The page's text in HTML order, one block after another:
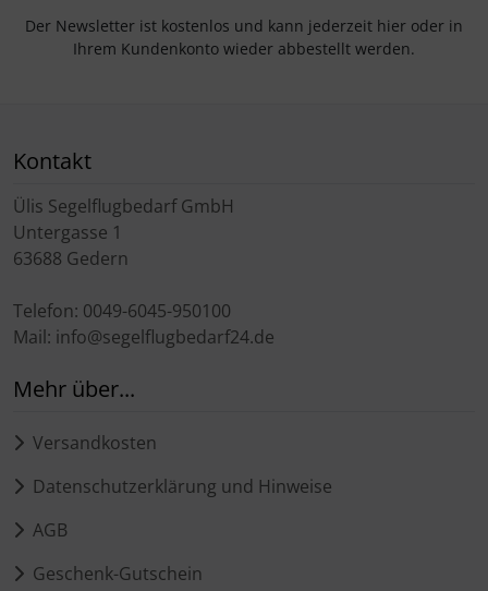
Der Newsletter ist kostenlos und kann jederzeit hier oder in
Ihrem Kundenkonto wieder abbestellt werden.
Kontakt
Ülis Segelflugbedarf GmbH
Untergasse 1
63688 Gedern
Telefon: 0049-6045-950100
Mail: info@segelflugbedarf24.de
Mehr über...
Versandkosten
Datenschutzerklärung und Hinweise
AGB
Geschenk-Gutschein